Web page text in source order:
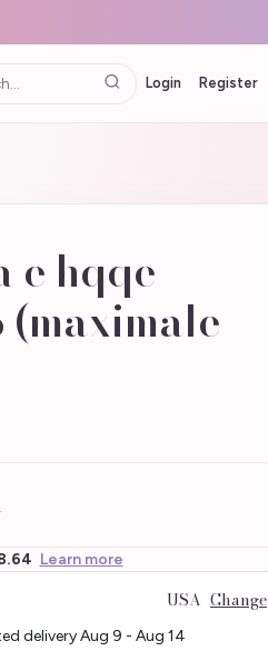
Login Register
e hqqe
(maximale
Learn more
USA Change
deliveryAug 9 - Aug 14